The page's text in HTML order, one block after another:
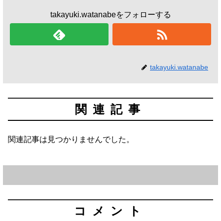
takayuki.watanabeをフォローする
takayuki.watanabe
関連記事
関連記事は見つかりませんでした。
コメント